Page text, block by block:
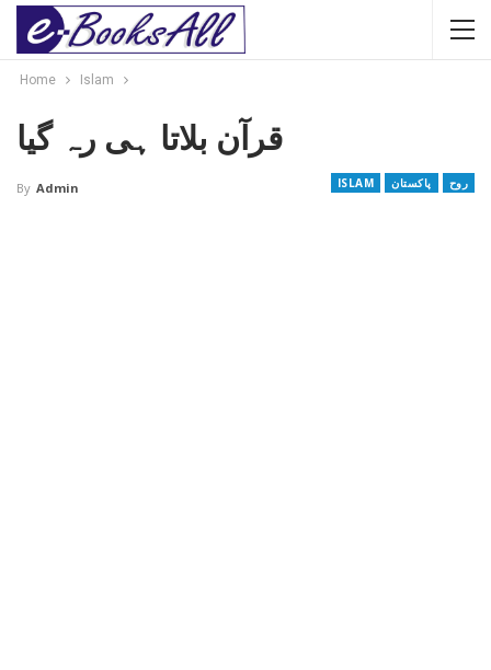
Home Islam
قرآن بلاتا ہی رہ گیا
ISLAM پاکستان روح By Admin